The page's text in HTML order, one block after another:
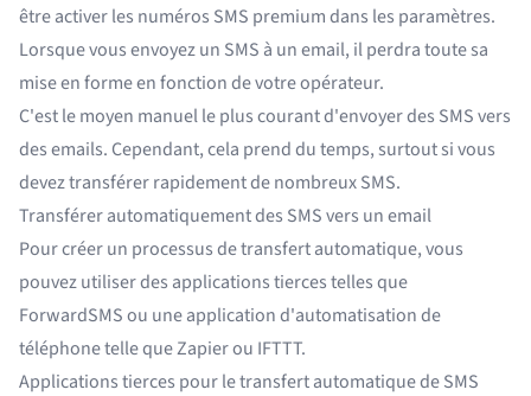
être activer les numéros SMS premium dans les paramètres.
Lorsque vous envoyez un SMS à un email, il perdra toute sa
mise en forme en fonction de votre opérateur.
C'est le moyen manuel le plus courant d'envoyer des SMS vers
des emails. Cependant, cela prend du temps, surtout si vous
devez transférer rapidement de nombreux SMS.
Transférer automatiquement des SMS vers un email
Pour créer un processus de transfert automatique, vous
pouvez utiliser des applications tierces telles que
ForwardSMS ou une application d'automatisation de
téléphone telle que Zapier ou IFTTT.
Applications tierces pour le transfert automatique de SMS